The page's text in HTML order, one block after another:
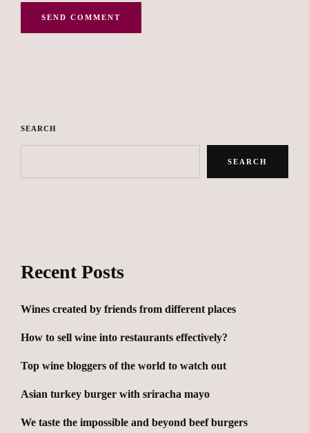
SEARCH
SEARCH
Recent Posts
Wines created by friends from different places
How to sell wine into restaurants effectively?
Top wine bloggers of the world to watch out
Asian turkey burger with sriracha mayo
We taste the impossible and beyond beef burgers